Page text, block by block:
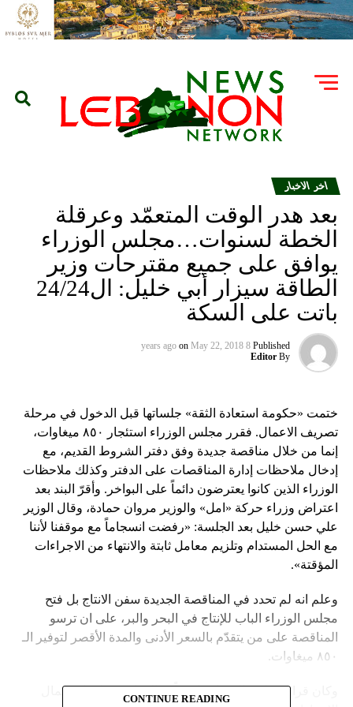
اخر الاخبار
بعد هدر الوقت المتعمّد وعرقلة
الخطة لسنوات…مجلس الوزراء
يوافق على جميع مقترحات وزير
الطاقة سيزار أبي خليل: ال24/24
باتت على السكة
Published
8 years ago
on May 22, 2018
By
Editor
ختمت «حكومة استعادة الثقة» جلساتها قبل الدخول في مرحلة
تصريف الاعمال. فقرر مجلس الوزراء استئجار ٨٥٠ ميغاوات،
إنما من خلال مناقصة جديدة وفق دفتر الشروط القديم، مع
إدخال ملاحظات إدارة المناقصات على الدفتر وكذلك ملاحظات
الوزراء الذين كانوا يعترضون دائماً على البواخر. وأقرّ البند بعد
اعتراض وزراء حركة «امل» والوزير مروان حمادة، وقال الوزير
علي حسن خليل بعد الجلسة: «رفضت انسجاماً مع موقفنا لأننا
مع الحل المستدام وتلزيم معامل ثابتة والانتهاء من الاجراءات
المؤقتة».
وعلم انه لم تحدد في المناقصة الجديدة سفن الانتاج بل فتح
مجلس الوزراء الباب للإنتاج في البحر والبر، على ان ترسو
المناقصة على من يتقدّم بالسعر الأدنى والمدة الأقصر لتوفير الـ
٨٥٠ ميغاوات.
وكان قرار مجلس الوزراء واضحاً بـ«الموافقة على استكمال
CONTINUE READING